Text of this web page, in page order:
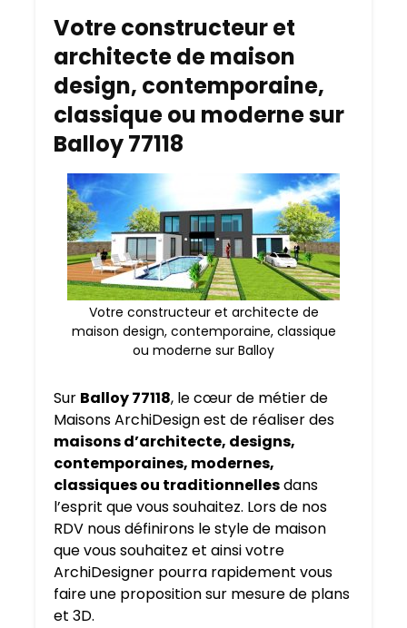
Votre constructeur et
architecte de maison
design, contemporaine,
classique ou moderne sur
Balloy 77118
Votre constructeur et architecte de
maison design, contemporaine, classique
ou moderne sur Balloy
Sur Balloy 77118, le cœur de métier de
Maisons ArchiDesign est de réaliser des
maisons d’architecte, designs,
contemporaines, modernes,
classiques ou traditionnellesdans
l’esprit que vous souhaitez. Lors de nos
RDV nous définirons le style de maison
que vous souhaitez et ainsi votre
ArchiDesigner pourra rapidement vous
faire une proposition sur mesure de plans
et 3D.